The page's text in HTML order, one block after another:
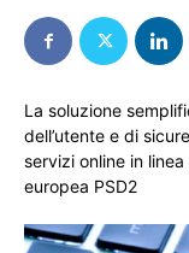
La soluzione
dell’utente e di
servizi online in
europea PSD2